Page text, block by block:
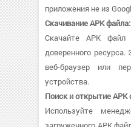
приложения не из
Скачивание APK файла:
Скачайте APK
доверенного
веб-браузер или
устройства.
Поиск и открытие APK
Используйте